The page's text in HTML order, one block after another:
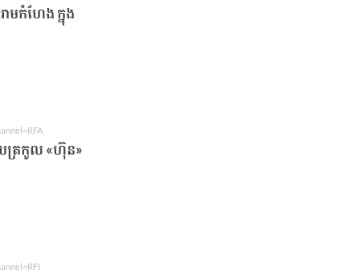
មកំហែង ក្នុង
ប​ត្រកូល «ហ៊ុន»​